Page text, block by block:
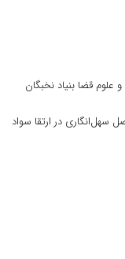
علوم قضا بنیاد نخبگان
سهل‌انگاری در ارتقا سواد